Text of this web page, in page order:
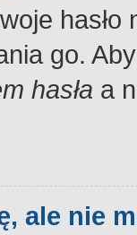
go.
hasła a
ale nie